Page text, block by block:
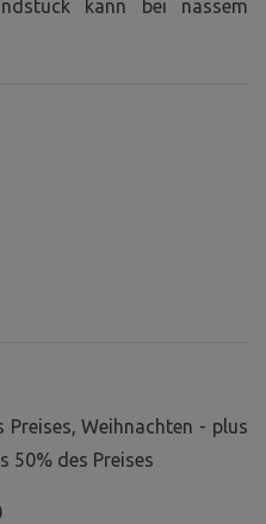
kann bei nassem
Preises, Weihnachten - plus
50% des Preises